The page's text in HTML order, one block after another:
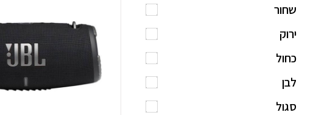
שחור
ירוק
כחול
לבן
סגול